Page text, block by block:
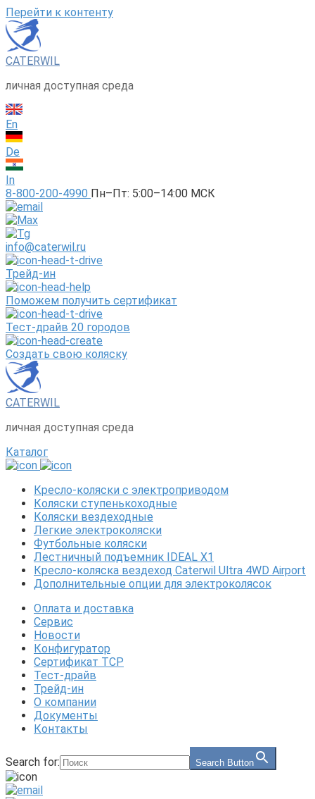
Перейти к контенту
CATERWIL
личная доступная среда
En
De
In
8-800-200-4990 Пн–Пт: 5:00–14:00 МСК
info@caterwil.ru
Трейд-ин
Поможем получить сертификат
Тест-драйв 20 городов
Создать свою коляску
CATERWIL
личная доступная среда
Каталог
Кресло-коляски с электроприводом
Коляски ступенькоходные
Коляски вездеходные
Легкие электроколяски
Футбольные коляски
Лестничный подъемник IDEAL X1
Кресло-коляска вездеход Caterwil Ultra 4WD Airport
Дополнительные опции для электроколясок
Оплата и доставка
Сервис
Новости
Конфигуратор
Сертификат ТСР
Тест-драйв
Трейд-ин
О компании
Документы
Контакты
Search for: Search Button